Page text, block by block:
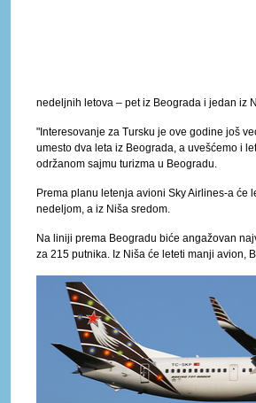
nedeljnih letova – pet iz Beograda i jedan iz
"Interesovanje za Tursku je ove godine još
umesto dva leta iz Beograda, a uvešćemo i
održanom sajmu turizma u Beogradu.
Prema planu letenja avioni Sky Airlines-a će
nedeljom, a iz Niša sredom.
Na liniji prema Beogradu biće angažovan
za 215 putnika. Iz Niša će leteti manji avion,